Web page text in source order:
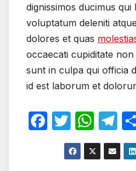
dignissimos ducimus
voluptatum deleniti
dolores et quas
occaecati cupiditate
sunt in culpa qui officia
id est laborum et
F
T
w
itt
W
h
at
T
el
e